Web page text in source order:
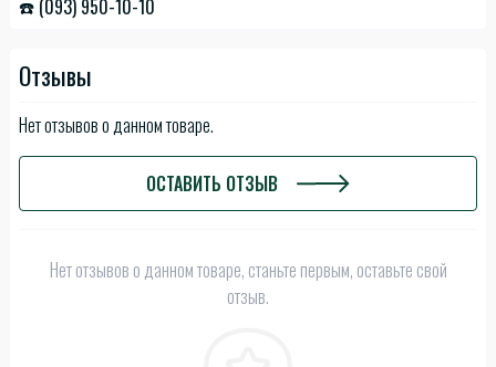
☎️ (093) 950-10-10
Отзывы
Нет отзывов о данном товаре.
ОСТАВИТЬ ОТЗЫВ
Нет отзывов о данном товаре, станьте первым, оставьте свой
отзыв.